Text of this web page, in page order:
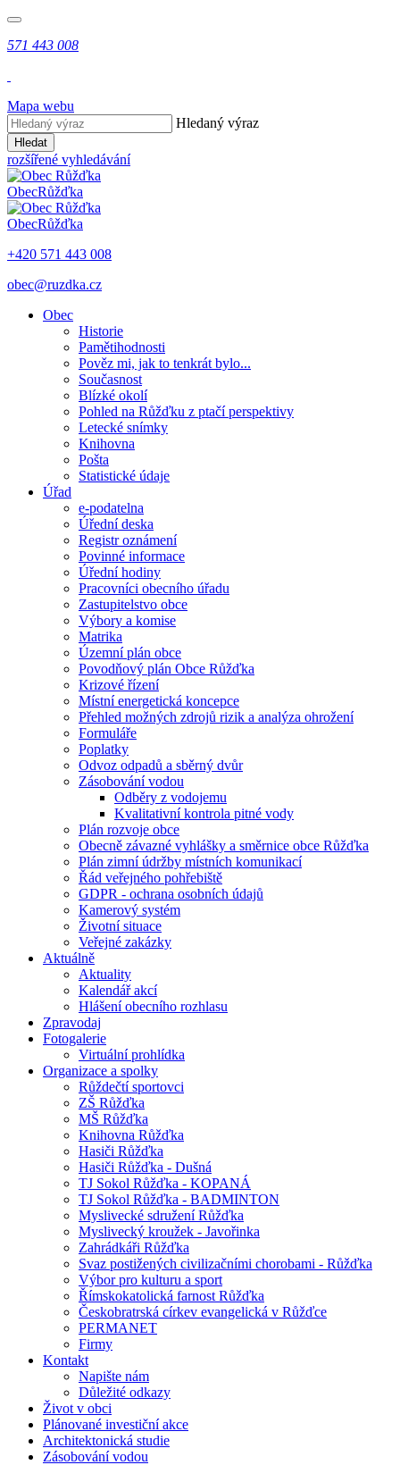
571 443 008
Mapa webu
Hledaný výraz
Hledat
rozšířené vyhledávání
ObecRůžďka
ObecRůžďka
+420 571 443 008
obec@ruzdka.cz
Obec
Historie
Pamětihodnosti
Pověz mi, jak to tenkrát bylo...
Současnost
Blízké okolí
Pohled na Růžďku z ptačí perspektivy
Letecké snímky
Knihovna
Pošta
Statistické údaje
Úřad
e-podatelna
Úřední deska
Registr oznámení
Povinné informace
Úřední hodiny
Pracovníci obecního úřadu
Zastupitelstvo obce
Výbory a komise
Matrika
Územní plán obce
Povodňový plán Obce Růžďka
Krizové řízení
Místní energetická koncepce
Přehled možných zdrojů rizik a analýza ohrožení
Formuláře
Poplatky
Odvoz odpadů a sběrný dvůr
Zásobování vodou
Odběry z vodojemu
Kvalitativní kontrola pitné vody
Plán rozvoje obce
Obecně závazné vyhlášky a směrnice obce Růžďka
Plán zimní údržby místních komunikací
Řád veřejného pohřebiště
GDPR - ochrana osobních údajů
Kamerový systém
Životní situace
Veřejné zakázky
Aktuálně
Aktuality
Kalendář akcí
Hlášení obecního rozhlasu
Zpravodaj
Fotogalerie
Virtuální prohlídka
Organizace a spolky
Růždečtí sportovci
ZŠ Růžďka
MŠ Růžďka
Knihovna Růžďka
Hasiči Růžďka
Hasiči Růžďka - Dušná
TJ Sokol Růžďka - KOPANÁ
TJ Sokol Růžďka - BADMINTON
Myslivecké sdružení Růžďka
Myslivecký kroužek - Javořinka
Zahrádkáři Růžďka
Svaz postižených civilizačními chorobami - Růžďka
Výbor pro kulturu a sport
Římskokatolická farnost Růžďka
Českobratrská církev evangelická v Růžďce
PERMANET
Firmy
Kontakt
Napište nám
Důležité odkazy
Život v obci
Plánované investiční akce
Architektonická studie
Zásobování vodou